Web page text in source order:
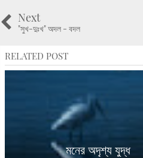
Next
"সুখ-দুঃখ" অদল - বদল
RELATED POST
মনের অদৃশ্য যুদ্ধ